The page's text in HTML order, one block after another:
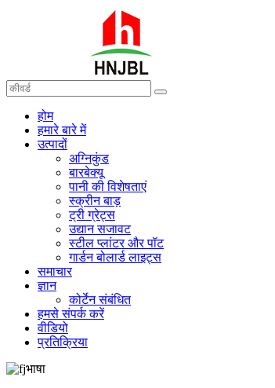
होम
हमारे बारे में
उत्पादों
अग्निकुंड
बारबेक्यू
पानी की विशेषताएं
स्क्रीन बाड़
ट्री ग्रेट्स
उद्यान सजावट
स्टील प्लांटर और पॉट
गार्डन बोलार्ड लाइट्स
समाचार
ज्ञान
कोर्टेन संबंधित
हमसे संपर्क करें
वीडियो
प्रतिक्रिया
भाषा